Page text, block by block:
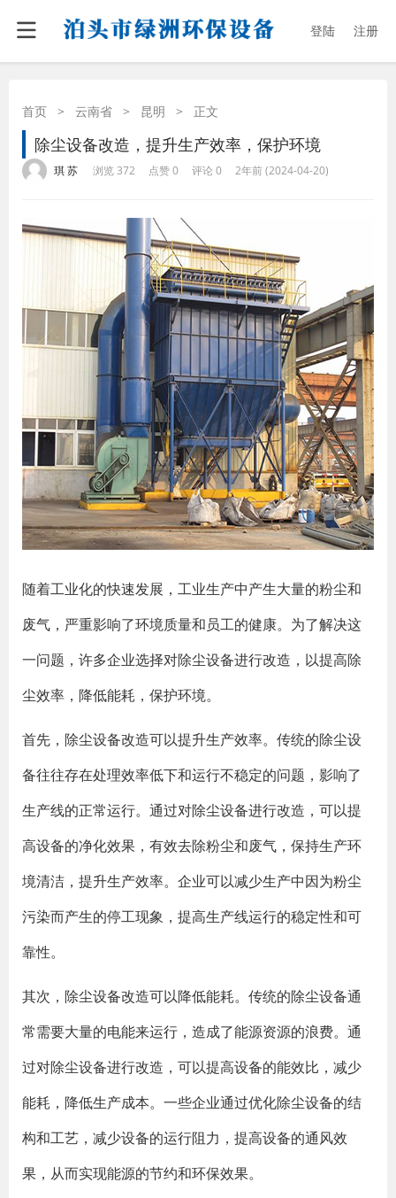
登陆 注册
首页 > 云南省 > 昆明 > 正文
除尘设备改造，提升生产效率，保护环境
琪 苏 浏览 372 点赞 0 评论 0 2年前 (2024-04-20)
随着工业化的快速发展，工业生产中产生大量的粉尘和
废气，严重影响了环境质量和员工的健康。为了解决这
一问题，许多企业选择对除尘设备进行改造，以提高除
尘效率，降低能耗，保护环境。
首先，除尘设备改造可以提升生产效率。传统的除尘设
备往往存在处理效率低下和运行不稳定的问题，影响了
生产线的正常运行。通过对除尘设备进行改造，可以提
高设备的净化效果，有效去除粉尘和废气，保持生产环
境清洁，提升生产效率。企业可以减少生产中因为粉尘
污染而产生的停工现象，提高生产线运行的稳定性和可
靠性。
其次，除尘设备改造可以降低能耗。传统的除尘设备通
常需要大量的电能来运行，造成了能源资源的浪费。通
过对除尘设备进行改造，可以提高设备的能效比，减少
能耗，降低生产成本。一些企业通过优化除尘设备的结
构和工艺，减少设备的运行阻力，提高设备的通风效
果，从而实现能源的节约和环保效果。